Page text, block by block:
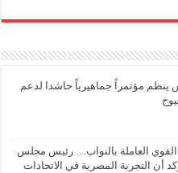
مؤتمراً جماهيرياً حاشدا لدعم
القوي العاملة بالنواب… رئيس مجلس
أن التجربة المصرية في الاتحادات